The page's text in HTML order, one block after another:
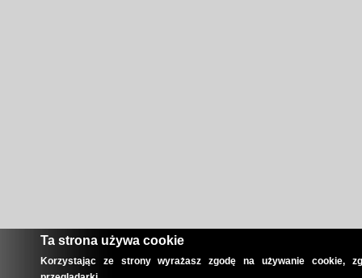
Ta strona używa cookie
Korzystając ze strony wyrażasz zgodę na używanie cookie,